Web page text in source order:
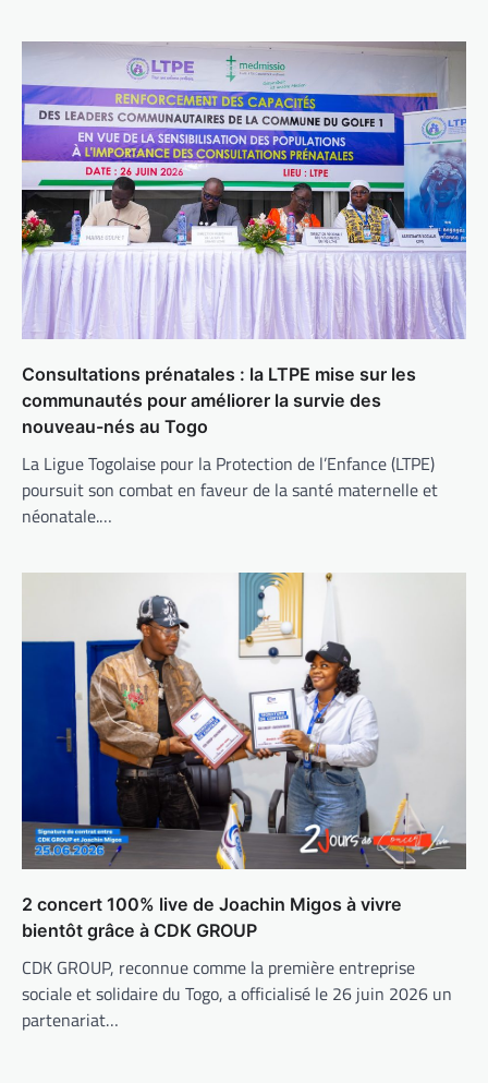
Consultations prénatales : la LTPE mise sur les
communautés pour améliorer la survie des
nouveau-nés au Togo
La Ligue Togolaise pour la Protection de l’Enfance (LTPE)
poursuit son combat en faveur de la santé maternelle et
néonatale.…
2 concert 100% live de Joachin Migos à vivre
bientôt grâce à CDK GROUP
CDK GROUP, reconnue comme la première entreprise
sociale et solidaire du Togo, a officialisé le 26 juin 2026 un
partenariat…